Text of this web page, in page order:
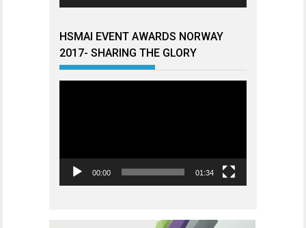
HSMAI EVENT AWARDS NORWAY
2017- SHARING THE GLORY
00:00 01:34